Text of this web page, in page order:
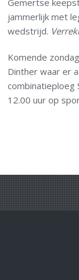
Gemertse
jammerlijk met
wedstrijd.
Komende
Dinther waar er
combinatieploeg
12.00 uur op